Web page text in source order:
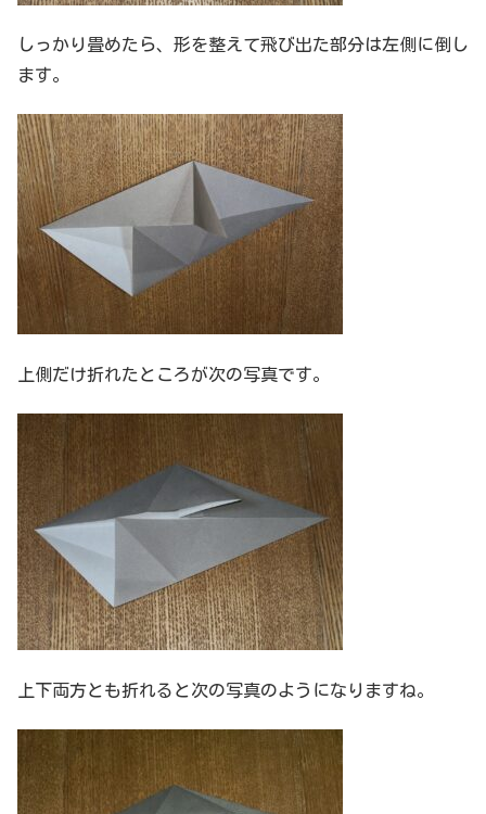
しっかり畳めたら、形を整えて飛び出た部分は左側に倒し
ます。
上側だけ折れたところが次の写真です。
上下両方とも折れると次の写真のようになりますね。